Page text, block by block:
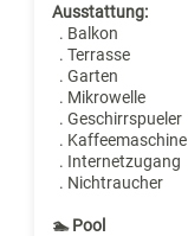
Ausstattung:
. Balkon
. Terrasse
. Garten
. Mikrowelle
. Geschirrspueler
. Kaffeemaschine
. Internetzugang
. Nichtraucher
🏊 Pool